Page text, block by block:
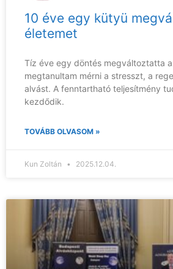
10 éve egy kütyü
életemet
Tíz éve egy döntés megváltoztatta
megtanultam mérni a stresszt, a
alvást. A fenntartható teljesítmény
kezdődik.
TOVÁBB OLVASOM »
Kun Zoltán 2025.12.04.